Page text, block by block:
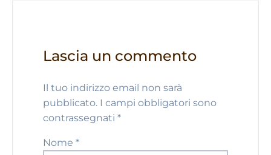
Lascia un commento
Il tuo indirizzo email non sarà
pubblicato. I campi obbligatori sono
contrassegnati *
Nome *